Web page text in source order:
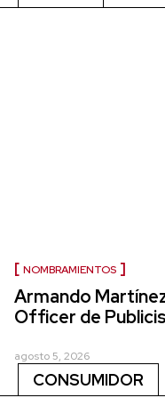
NOMBRAMIENTOS
Armando
Officer de
agosto 5, 2026
CONSUMIDOR